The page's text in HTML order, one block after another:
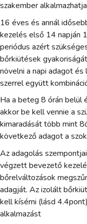
szakember
16 éves és annál
kezelés első 14 napján
periódus azért
bőrkiütések
növelni a napi adagot
szerrel együtt
Ha a beteg 8 órán belül
akkor be kell vennie a
kimaradását több mint
következő adagot a
Az adagolás
végzett bevezető
bőrelváltozások
adagját. Az izolált
kell kísérni (lásd
alkalmazást